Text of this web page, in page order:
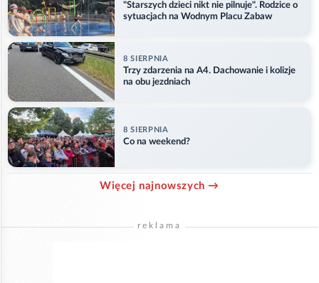
"Starszych dzieci nikt nie pilnuje". Rodzice o
sytuacjach na Wodnym Placu Zabaw
8 SIERPNIA
Trzy zdarzenia na A4. Dachowanie i kolizje
na obu jezdniach
8 SIERPNIA
Co na weekend?
Więcej najnowszych →
reklama